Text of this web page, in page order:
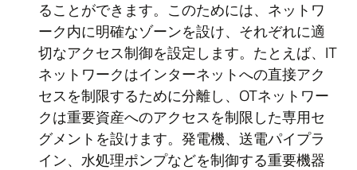
ることができます。このためには、ネットワ
ーク内に明確なゾーンを設け、それぞれに適
切なアクセス制御を設定します。たとえば、IT
ネットワークはインターネットへの直接アク
セスを制限するために分離し、OTネットワー
クは重要資産へのアクセスを制限した専用セ
グメントを設けます。発電機、送電パイプラ
イン、水処理ポンプなどを制御する重要機器